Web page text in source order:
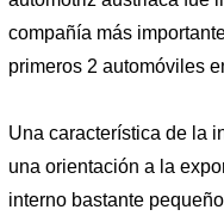
compañía más
primeros 2 automóviles
Una característica de la
una orientación a la
interno bastante